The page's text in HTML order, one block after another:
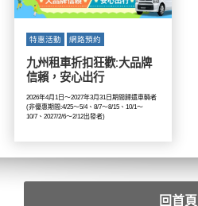
特惠活動 網路預約
九州租車折扣狂歡:大品牌
信賴，安心出行
2026年4月1日～2027年3月31日期間歸還車輛者
(非優惠期間:4/25～5/4、8/7～8/15、10/1～
10/7、2027/2/6～2/12出發者)
回首頁